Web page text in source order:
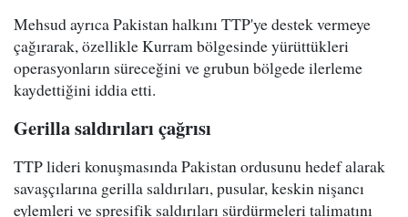
Mehsud ayrıca Pakistan halkını TTP'ye destek vermeye
çağırarak, özellikle Kurram bölgesinde yürüttükleri
operasyonların süreceğini ve grubun bölgede ilerleme
kaydettiğini iddia etti.
Gerilla saldırıları çağrısı
TTP lideri konuşmasında Pakistan ordusunu hedef alarak
savaşçılarına gerilla saldırıları, pusular, keskin nişancı
eylemleri ve spresifik saldırıları sürdürmeleri talimatını